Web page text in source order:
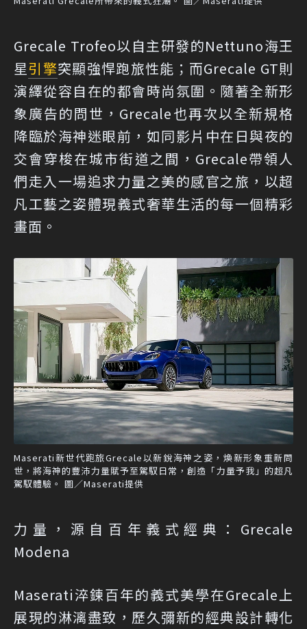
Grecale Trofeo以自主研發的Nettuno海王
星引擎突顯強悍跑旅性能；而Grecale GT則
演繹從容自在的都會時尚氛圍。隨著全新形
象廣告的問世，Grecale也再次以全新規格
降臨於海神迷眼前，如同影片中在日與夜的
交會穿梭在城市街道之間，Grecale帶領人
們走入一場追求力量之美的感官之旅，以超
凡工藝之姿體現義式奢華生活的每一個精彩
畫面。
Maserati新世代跑旅Grecale以新銳海神之姿，煥新形象重新問
世，將海神的豐沛力量賦予至駕馭日常，創造「力量予我」的超凡
駕馭體驗。 圖／Maserati提供
力量，源自百年義式經典：Grecale
Modena
Maserati淬鍊百年的義式美學在Grecale上
展現的淋漓盡致，歷久彌新的經典設計轉化